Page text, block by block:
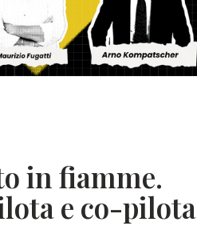
in fiamme.
e co-pilota